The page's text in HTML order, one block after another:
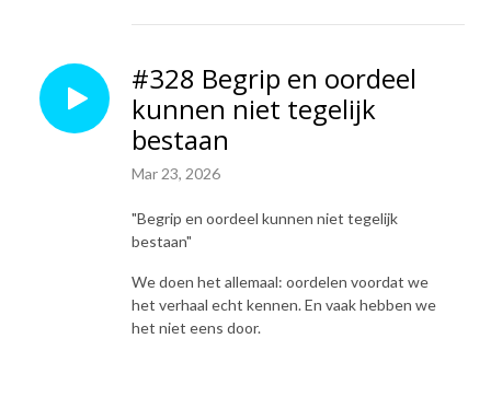
#328 Begrip en oordeel
kunnen niet tegelijk
bestaan
Mar 23, 2026
"Begrip en oordeel kunnen niet tegelijk
bestaan"
We doen het allemaal: oordelen voordat we
het verhaal echt kennen. En vaak hebben we
het niet eens door.